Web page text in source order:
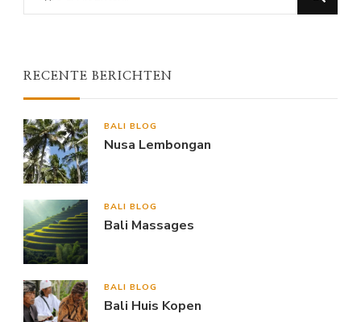
for
RECENTE BERICHTEN
BALI BLOG
Nusa Lembongan
BALI BLOG
Bali Massages
BALI BLOG
Bali Huis Kopen